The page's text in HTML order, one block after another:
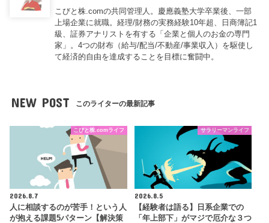
こびと株.comの共同管理人。慶應義塾大学卒業後、一部
上場企業に就職。経理/財務の実務経験10年超、日商簿記1
級、証券アナリストを有する「企業と個人のお金の専門
家」。4つの財布（給与/配当/不動産/事業収入）を駆使し
て経済的自由を達成することを目標に奮闘中。
NEW POST このライターの最新記事
こびと株.comライフ
2026.8.7
人に相談するのが苦手！という人
が抱える課題5パターン【解決策
サラリーマンライフ
2026.8.5
【経験者は語る】日系企業での
「年上部下」がマジで厄介な３つ